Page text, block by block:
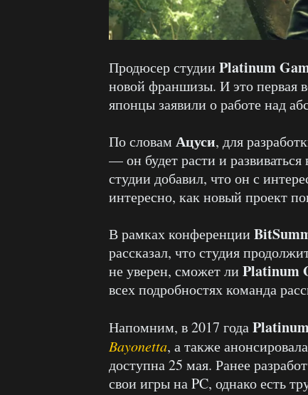
Продюсер студии Platinum
новой франшизы. И это первая
японцы заявили о работе над
По словам Ацуси, для
— он будет расти и
студии добавил, что он с
интересно, как новый проект
В рамках конференции
рассказал, что студия
не уверен, сможет ли Platinum
всех подробностях команда
Напомним, в 2017 года
Bayonetta, а также
доступна 25 мая. Ранее
свои игры на PC, однако есть